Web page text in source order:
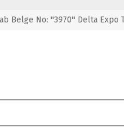
Belge No: ''3970'' Delta Expo